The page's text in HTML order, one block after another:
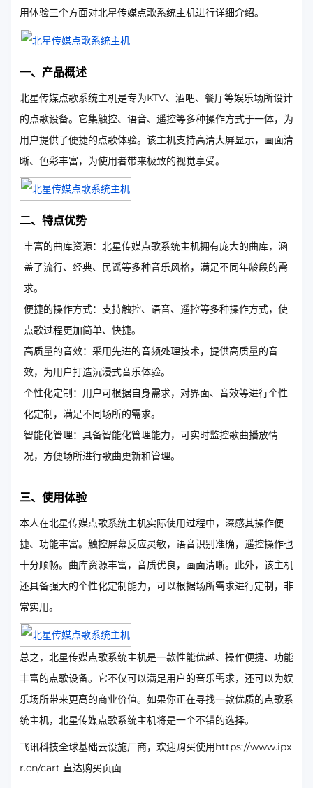
用体验三个方面对北星传媒点歌系统主机进行详细介绍。
一、产品概述
北星传媒点歌系统主机是专为KTV、酒吧、餐厅等娱乐场所设计
的点歌设备。它集触控、语音、遥控等多种操作方式于一体，为
用户提供了便捷的点歌体验。该主机支持高清大屏显示，画面清
晰、色彩丰富，为使用者带来极致的视觉享受。
二、特点优势
丰富的曲库资源：北星传媒点歌系统主机拥有庞大的曲库，涵
盖了流行、经典、民谣等多种音乐风格，满足不同年龄段的需
求。
便捷的操作方式：支持触控、语音、遥控等多种操作方式，使
点歌过程更加简单、快捷。
高质量的音效：采用先进的音频处理技术，提供高质量的音
效，为用户打造沉浸式音乐体验。
个性化定制：用户可根据自身需求，对界面、音效等进行个性
化定制，满足不同场所的需求。
智能化管理：具备智能化管理能力，可实时监控歌曲播放情
况，方便场所进行歌曲更新和管理。
三、使用体验
本人在北星传媒点歌系统主机实际使用过程中，深感其操作便
捷、功能丰富。触控屏幕反应灵敏，语音识别准确，遥控操作也
十分顺畅。曲库资源丰富，音质优良，画面清晰。此外，该主机
还具备强大的个性化定制能力，可以根据场所需求进行定制，非
常实用。
总之，北星传媒点歌系统主机是一款性能优越、操作便捷、功能
丰富的点歌设备。它不仅可以满足用户的音乐需求，还可以为娱
乐场所带来更高的商业价值。如果你正在寻找一款优质的点歌系
统主机，北星传媒点歌系统主机将是一个不错的选择。
飞讯科技全球基础云设施厂商，欢迎购买使用https://www.ipx
r.cn/cart 直达购买页面